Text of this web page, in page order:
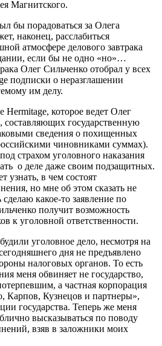
Магнитского.
бы порадоваться за Олега
наконец, расслабиться
атмосфере делового завтрака
если бы не одно «но»…
Олег Сильченко отобрал у всех
подписки о неразглашении
им делу.
которое ведет Олег
составляющих государственную
сведения о похищенных
чиновниками суммах).
страхом уголовного наказания
о деле даже своим подзащитных.
узнать, в чем состоят
но мне об этом сказать не
какое-то заявление по
получит возможность
к уголовной ответственности.
уголовное дело, несмотря на
дня не предъявлено
налоговых органов. То есть
меня обвиняет не государство,
а частная корпорация
Карпов, Кузнецов и партнеры»,
государства. Теперь же меня
высказываться по поводу
взяв в заложники моих